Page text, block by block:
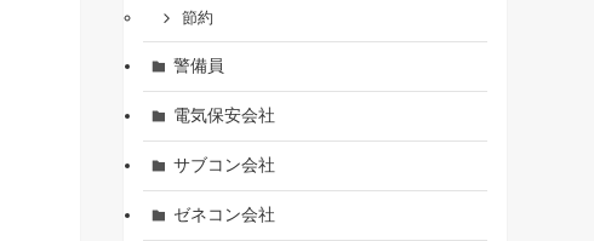
節約
警備員
電気保安会社
サブコン会社
ゼネコン会社